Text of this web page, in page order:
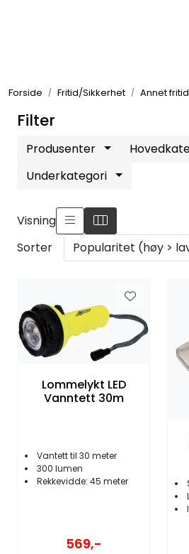
Forside Fritid/Sikkerhet Annet fritid
Filter
Produsenter
Underkategori
Visning
Sorter
Lommelykt LED
Vanntett 30m
Vantett til 30 meter
300 lumen
Rekkevidde: 45 meter
569,-
Bygg/Innredning
VVS
Fortøyning
Fritid/Sikkerhet
Båtpleie/Opplag
Seil